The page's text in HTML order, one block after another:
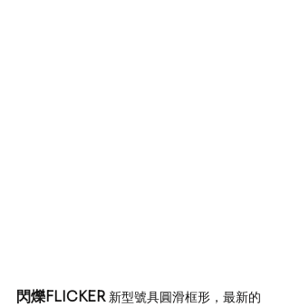
閃爍FLICKER 新型號具圓滑框形，最新的